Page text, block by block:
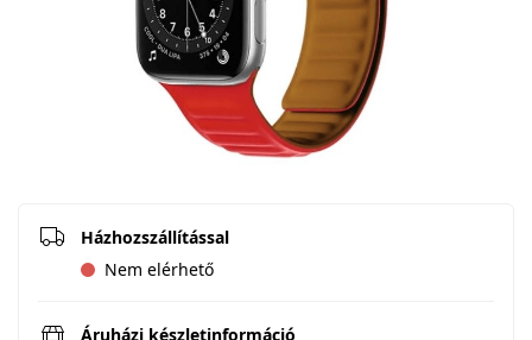
Házhozszállítással
Nem elérhető
Áruházi készletinformáció